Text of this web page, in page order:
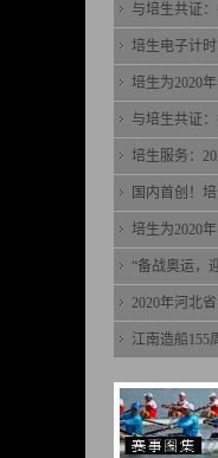
与培生共证
培生电子计
培生为2020
与培生共证
培生服务：
国内首创！
培生为2020
“备战奥运，
2020年河北
江南造船155